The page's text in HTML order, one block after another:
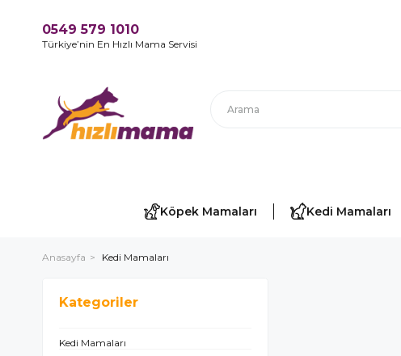
0549 579 1010
Türkiye’nin En Hızlı Mama Servisi
Köpek Mamaları Kedi Mamaları
Anasayfa Kedi Mamaları
Kategoriler
Kedi Mamaları